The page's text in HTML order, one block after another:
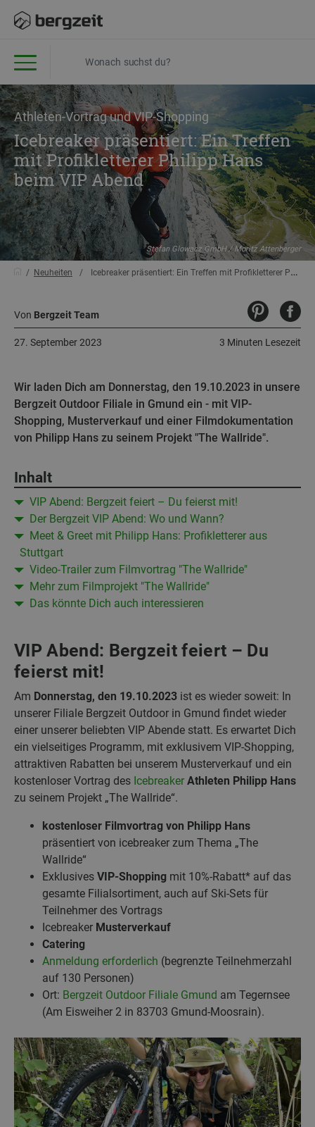
Athleten-Vortrag und VIP-Shopping
Icebreaker präsentiert: Ein Treffen
mit Profikletterer Philipp Hans
beim VIP Abend
Stefan Glowacz GmbH / Moritz Attenberger
Neuheiten Icebreaker präsentiert: Ein Treffen mit Profikletterer Philipp Hans beim VIP Abend
Von Bergzeit Team
3 Minuten Lesezeit
27. September 2023
Wir laden Dich am Donnerstag, den 19.10.2023 in unsere
Bergzeit Outdoor Filiale in Gmund ein - mit VIP-
Shopping, Musterverkauf und einer Filmdokumentation
von Philipp Hans zu seinem Projekt "The Wallride".
Inhalt
VIP Abend: Bergzeit feiert – Du feierst mit!
Der Bergzeit VIP Abend: Wo und Wann?
Meet & Greet mit Philipp Hans: Profikletterer aus
Stuttgart
Video-Trailer zum Filmvortrag "The Wallride"
Mehr zum Filmprojekt "The Wallride"
Das könnte Dich auch interessieren
VIP Abend: Bergzeit feiert – Du
feierst mit!
Am Donnerstag, den 19.10.2023 ist es wieder soweit: In
unserer Filiale Bergzeit Outdoor in Gmund findet wieder
einer unserer beliebten VIP Abende statt. Es erwartet Dich
ein vielseitiges Programm, mit exklusivem VIP-Shopping,
attraktiven Rabatten bei unserem Musterverkauf und ein
kostenloser Vortrag des Icebreaker Athleten Philipp Hans
zu seinem Projekt „The Wallride“.
kostenloser Filmvortrag von Philipp Hans
präsentiert von icebreaker zum Thema „The
Wallride“
Exklusives VIP-Shopping mit 10%-Rabatt* auf das
gesamte Filialsortiment, auch auf Ski-Sets für
Teilnehmer des Vortrags
Icebreaker Musterverkauf
Catering
Anmeldung erforderlich (begrenzte Teilnehmerzahl
auf 130 Personen)
Ort: Bergzeit Outdoor Filiale Gmund am Tegernsee
(Am Eisweiher 2 in 83703 Gmund-Moosrain).